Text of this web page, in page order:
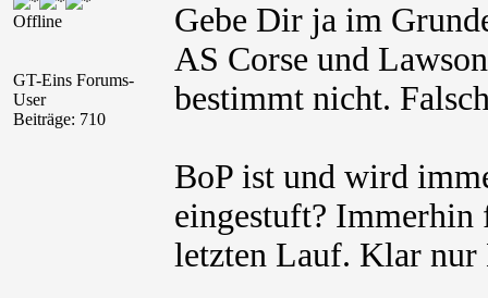
Offline
GT-Eins Forums-
User
Beiträge: 710
Gebe Dir ja im
AS Corse und
bestimmt nicht.
BoP ist und wird
eingestuft? Immerhin
letzten Lauf. Klar